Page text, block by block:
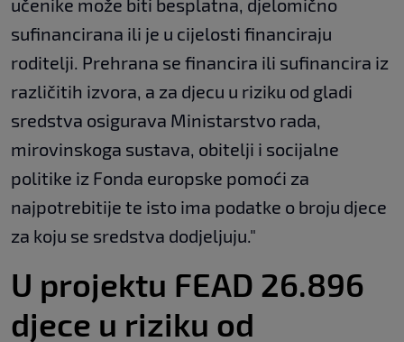
sufinancirana ili je u cijelosti financiraju
roditelji. Prehrana se financira ili sufinancira iz
različitih izvora, a za djecu u riziku od gladi
sredstva osigurava Ministarstvo rada,
mirovinskoga sustava, obitelji i socijalne
politike iz Fonda europske pomoći za
najpotrebitije te isto ima podatke o broju djece
za koju se sredstva dodjeljuju."
U projektu FEAD 26.896
djece u riziku od